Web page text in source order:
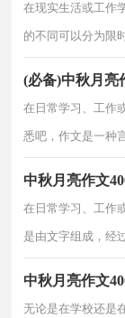
在现实生活或工作
的不同可以分为限
篇，欢迎阅读与收藏
(必备)中秋月亮
在日常学习、工作
悉吧，作文是一种
篇，欢迎大家分享
中秋月亮作文
在日常学习、工作
是由文字组成，经
亮作文400字6篇，
中秋月亮作文
无论是在学校还是